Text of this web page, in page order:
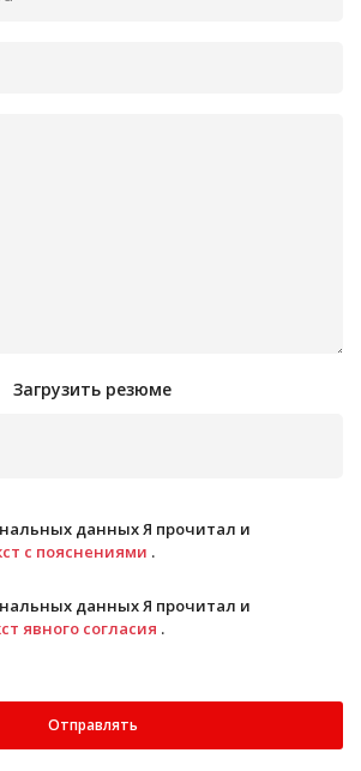
Загрузить резюме
данных Я прочитал и
с пояснениями .
данных Я прочитал и
явного согласия .
Отправлять